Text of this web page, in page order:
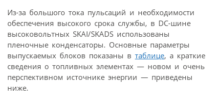
Из-за большого тока пульсаций и необходимости
обеспечения высокого срока службы, в DC-шине
высоковольтных SKAI/SKADS использованы
пленочные конденсаторы. Основные параметры
выпускаемых блоков показаны в таблице, а краткие
сведения о топливных элементах — новом и очень
перспективном источнике энергии — приведены
ниже.